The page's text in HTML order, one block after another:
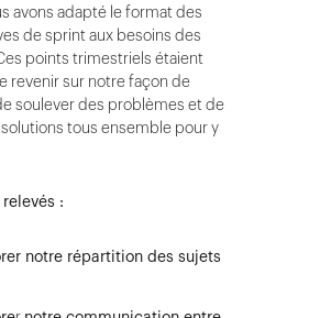
avons adapté le format des
de sprint aux besoins des
points trimestriels étaient
revenir sur notre façon de
soulever des problèmes et de
tous ensemble pour y
:
notre répartition des sujets